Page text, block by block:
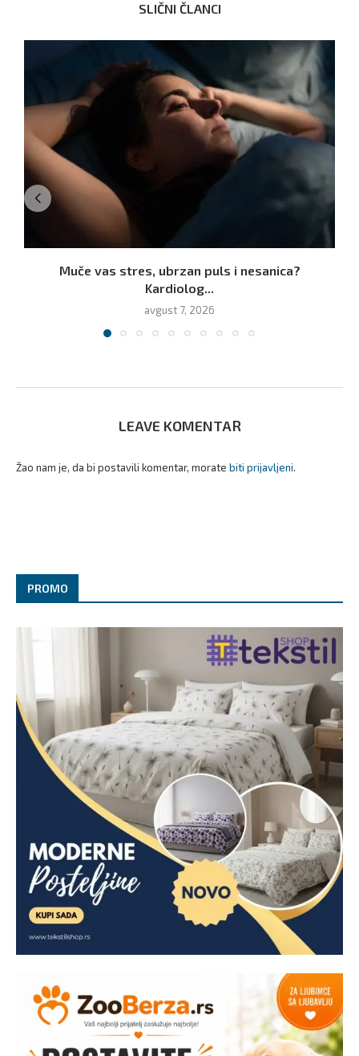
SLIČNI ČLANCI
Muče vas stres, ubrzan puls i nesanica?
Kardiolog...
avgust 7, 2026
LEAVE KOMENTAR
Žao nam je, da bi postavili komentar, morate biti prijavljeni.
PROMO